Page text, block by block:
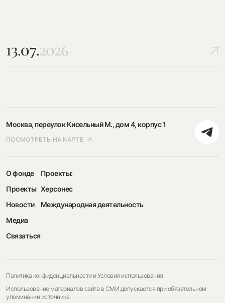
13.07.2026
Москва, переулок Кисельный М., дом 4, корпус 1
ПОСМОТРЕТЬ НА КАРТЕ
О фонде
Проекты
Новости
Медиа
Связаться
Проекты:
Херсонес
Международная деятельность
Политика конфиденциальности и Условия использования
Использование материалов сайта в СМИ допускается при обязательном
упоминании источника.